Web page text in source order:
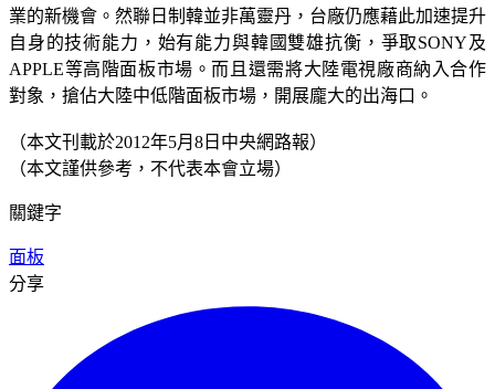
業的新機會。然聯日制韓並非萬靈丹，台廠仍應藉此加速提升
自身的技術能力，始有能力與韓國雙雄抗衡，爭取SONY及
APPLE等高階面板市場。而且還需將大陸電視廠商納入合作
對象，搶佔大陸中低階面板市場，開展龐大的出海口。
（本文刊載於2012年5月8日中央網路報）
（本文謹供參考，不代表本會立場）
關鍵字
面板
分享